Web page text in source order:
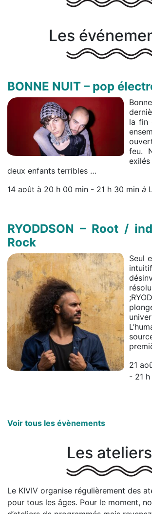
Les
BONNE NUIT – pop
la fin
feu.
deux enfants terribles …
14 août à 20 h 00 min - 21 h 30 min à
RYODDSON – Root /
Rock
Seul
21
- 21
Voir tous les évènements
Les ateliers
Le KIVIV organise régulièrement des
pour tous les âges. Pour le moment,